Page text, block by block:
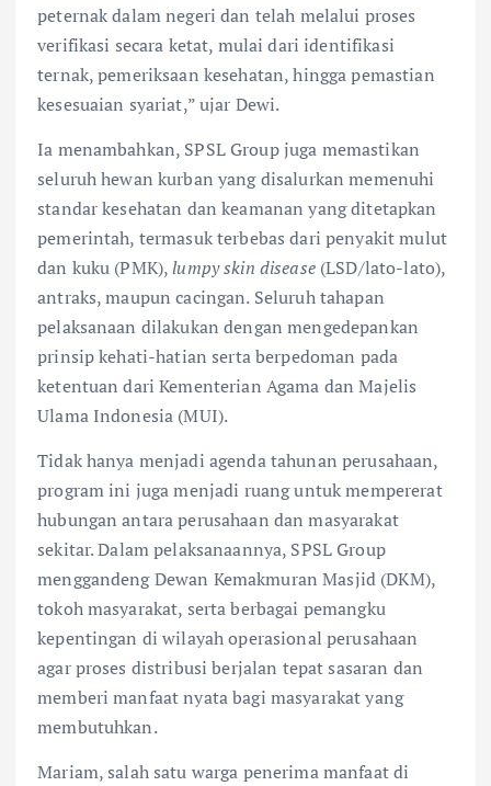
peternak dalam negeri dan telah melalui proses
verifikasi secara ketat, mulai dari identifikasi
ternak, pemeriksaan kesehatan, hingga pemastian
kesesuaian syariat,” ujar Dewi.
Ia menambahkan, SPSL Group juga memastikan
seluruh hewan kurban yang disalurkan memenuhi
standar kesehatan dan keamanan yang ditetapkan
pemerintah, termasuk terbebas dari penyakit mulut
dan kuku (PMK),lumpy skin disease(LSD/lato-lato),
antraks, maupun cacingan. Seluruh tahapan
pelaksanaan dilakukan dengan mengedepankan
prinsip kehati-hatian serta berpedoman pada
ketentuan dari Kementerian Agama dan Majelis
Ulama Indonesia (MUI).
Tidak hanya menjadi agenda tahunan perusahaan,
program ini juga menjadi ruang untuk mempererat
hubungan antara perusahaan dan masyarakat
sekitar. Dalam pelaksanaannya, SPSL Group
menggandeng Dewan Kemakmuran Masjid (DKM),
tokoh masyarakat, serta berbagai pemangku
kepentingan di wilayah operasional perusahaan
agar proses distribusi berjalan tepat sasaran dan
memberi manfaat nyata bagi masyarakat yang
membutuhkan.
Mariam, salah satu warga penerima manfaat di